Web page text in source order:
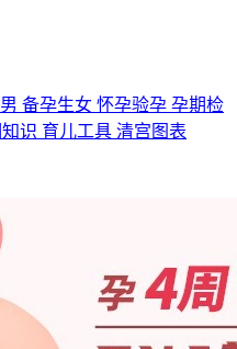
备孕生女 怀孕验孕 孕期检
识 育儿工具 清宫图表